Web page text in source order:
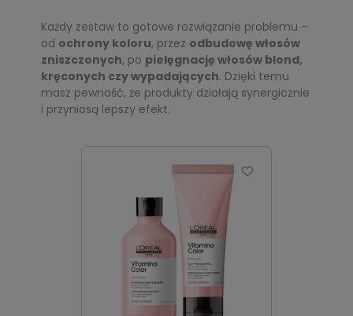
Każdy zestaw to gotowe rozwiązanie problemu –
od ochrony koloru, przez odbudowę włosów
zniszczonych, po pielęgnację włosów blond,
kręconych czy wypadających. Dzięki temu
masz pewność, że produkty działają synergicznie
i przyniosą lepszy efekt.